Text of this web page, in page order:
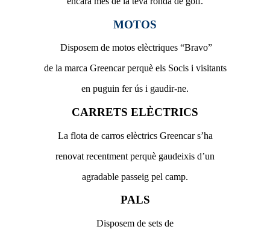
MOTOS
Disposem de motos elèctriques “Bravo”
de la marca Greencar perquè els Socis i visitants
en puguin fer ús i gaudir-ne.
CARRETS ELÈCTRICS
La flota de carros elèctrics Greencar s’ha
renovat recentment perquè gaudeixis d’un
agradable passeig pel camp.
PALS
Disposem de sets de